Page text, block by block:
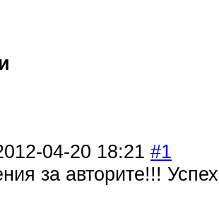
04-20 18:21 #1
за авторите!!!